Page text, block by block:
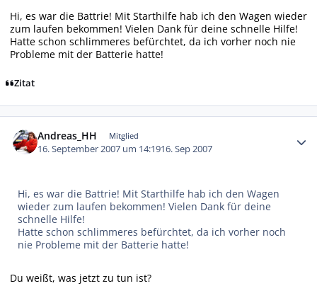
Hi, es war die Battrie! Mit Starthilfe hab ich den Wagen wieder
zum laufen bekommen! Vielen Dank für deine schnelle Hilfe!
Hatte schon schlimmeres befürchtet, da ich vorher noch nie
Probleme mit der Batterie hatte!
Zitat
Andreas_HH Mitglied
16. September 2007 um 14:1916. Sep 2007
Hi, es war die Battrie! Mit Starthilfe hab ich den Wagen
wieder zum laufen bekommen! Vielen Dank für deine
schnelle Hilfe!
Hatte schon schlimmeres befürchtet, da ich vorher noch
nie Probleme mit der Batterie hatte!
Du weißt, was jetzt zu tun ist?